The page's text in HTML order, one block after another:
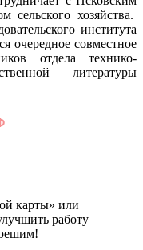
сельского хозяйства.
института
очередное совместное
отдела технико-
литературы
карты» или
работу